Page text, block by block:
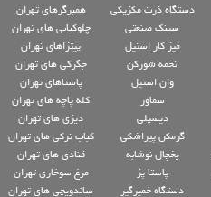
دستگاه ذرت مکزیکی
سینک صنعتی
میز کار استیل
تخمه شورکن
وان استیل
سماور
دیسپلی
گرمکن پیراشکی
یخچال نوشابه
پاستا پز
دستگاه خمیرگیر
همبرگرهای تهران
چلوکبابی های تهران
پیتزاهای تهران
جگرکی های تهران
پاستاهای تهران
کله پاچه های تهران
دیزی های تهران
کباب ترکی های تهران
قنادی های تهران
مرغ سوخاری تهران
ساندویچی های تهران